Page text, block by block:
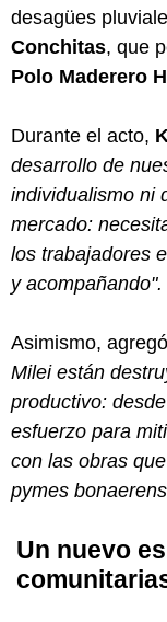
desagües
Conchitas, que
Polo Maderero
Durante el acto,
desarrollo de
individualismo ni
mercado:
los trabajadores
y acompañando".
Asimismo,
Milei están
productivo:
esfuerzo para
con las obras
pymes
Un nuevo